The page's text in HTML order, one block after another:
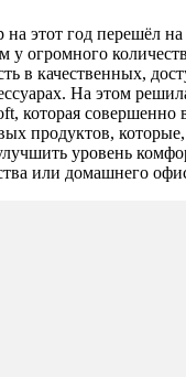
на этот год перешёл
у огромного
в качественных,
На этом
которая совершенно
продуктов, которые,
уровень
или домашнего